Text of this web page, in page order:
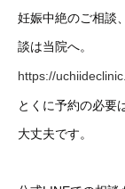
妊娠中絶のご相談
談は当院へ。
https://
とくに予約の必要
大丈夫です。